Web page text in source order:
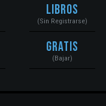
Libros
(Sin Registrarse)
Gratis
(Bajar)